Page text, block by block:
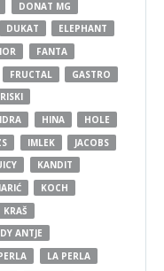
DONAT MG
DUKAT
ELEPHANT
FANTA
FRUCTAL
GASTRO
HINA
HOLE
IMLEK
JACOBS
KANDIT
KOCH
KRAŠ
ANTJE
LA PERLA